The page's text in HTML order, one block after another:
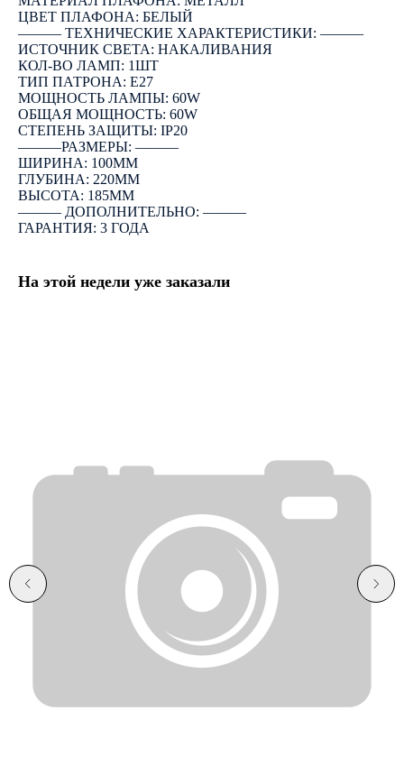
ЦВЕТ ПЛАФОНА: БЕЛЫЙ
――― ТЕХНИЧЕСКИЕ ХАРАКТЕРИСТИКИ: ―――
ИСТОЧНИК СВЕТА: НАКАЛИВАНИЯ
КОЛ-ВО ЛАМП: 1ШТ
ТИП ПАТРОНА: E27
МОЩНОСТЬ ЛАМПЫ: 60W
ОБЩАЯ МОЩНОСТЬ: 60W
СТЕПЕНЬ ЗАЩИТЫ: IP20
―――РАЗМЕРЫ: ―――
ШИРИНА: 100ММ
ГЛУБИНА: 220ММ
ВЫСОТА: 185ММ
――― ДОПОЛНИТЕЛЬНО: ―――
ГАРАНТИЯ: 3 ГОДА
На этой недели уже заказали